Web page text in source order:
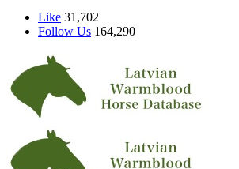
Like 31,702
Follow Us 164,290